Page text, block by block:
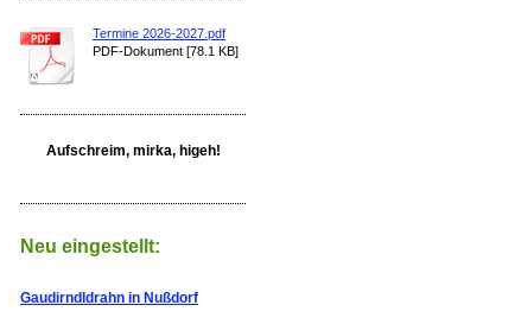
Termine 2026-2027.pdf
PDF-Dokument [78.1 KB]
Aufschreim, mirka, higeh!
Neu eingestellt:
Gaudirndldrahn in Nußdorf